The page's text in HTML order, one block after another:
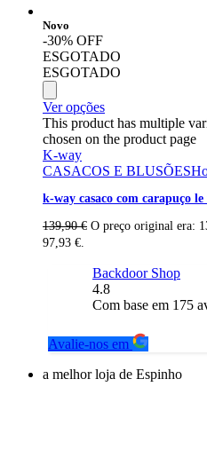
Novo
-30% OFF
ESGOTADO
ESGOTADO
Ver opções
This product has multiple
chosen on the product page
K-way
CASACOS E BLUSÕES
k-way casaco com carapuço
139,90€ O preço original era:
97,93 €.
Backdoor Shop
4.8
Com base em 175
Avalie-nos em
a melhor loja de Espinho